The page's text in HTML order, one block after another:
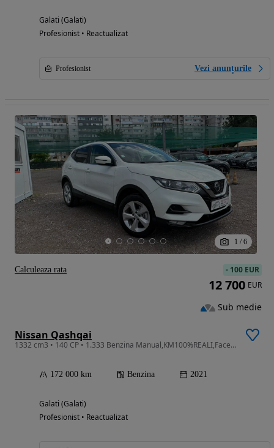
Galati (Galati)
Profesionist • Reactualizat
Profesionist Vezi anunțurile
1 / 6
Nissan Qashqai
1332 cm3 • 140 CP • 1.333 Benzina Manual,KM100%REALI,FaceliftTine banda,Faza lunga automat
172 000 km Benzina 2021
Galati (Galati)
Profesionist • Reactualizat
- 100 EUR
12 700 EUR
Sub medie
Calculeaza rata